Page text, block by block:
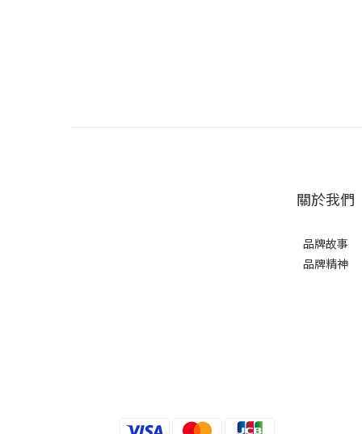
關於我們
品牌故事
品牌精神